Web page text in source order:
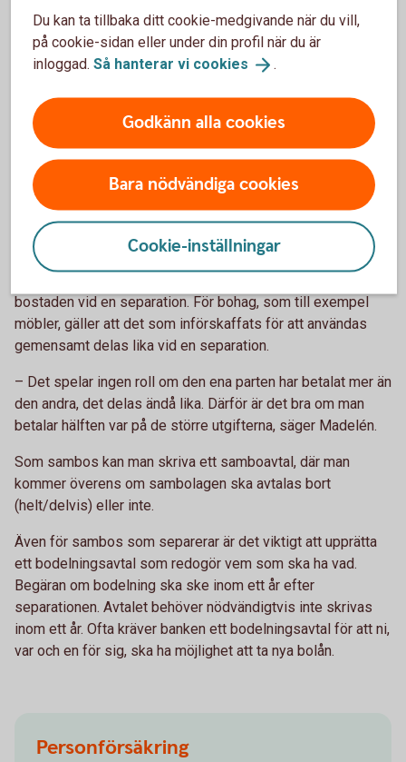
Bodelning separation - om ni är sambos
Om bodelningen gäller ett samboförhållande är det den dag
som samboförhållandet upphörde.
Som sambo har man enbart rätt till hälften av det
sammanlagda nettovärdet av bostad och bohag som
införskaffats för gemensamt bruk, alltså inte till det som
var och en fått eller köpt för eget bruk, säger Madelén.
Det betyder att om den ena parten har flyttat in hos den
bostaden vid en separation. För bohag, som till exempel
möbler, gäller att det som införskaffats för att användas
gemensamt delas lika vid en separation.
– Det spelar ingen roll om den ena parten har betalat mer än
den andra, det delas ändå lika. Därför är det bra om man
betalar hälften var på de större utgifterna, säger Madelén.
Som sambos kan man skriva ett samboavtal, där man
kommer överens om sambolagen ska avtalas bort
(helt/delvis) eller inte.
Även för sambos som separerar är det viktigt att upprätta
ett bodelningsavtal som redogör vem som ska ha vad.
Begäran om bodelning ska ske inom ett år efter
separationen. Avtalet behöver nödvändigtvis inte skrivas
inom ett år. Ofta kräver banken ett bodelningsavtal för att ni,
var och en för sig, ska ha möjlighet att ta nya bolån.
Personförsäkring
Du kan ta tillbaka ditt cookie-medgivande när du vill,
på cookie-sidan eller under din profil när du är
inloggad. Så hanterar vi cookies .
Godkänn alla cookies
Bara nödvändiga cookies
Cookie-inställningar